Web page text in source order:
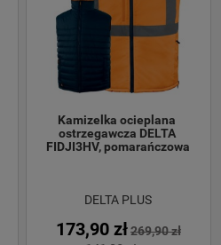
Kamizelka ocieplana
ostrzegawcza DELTA
FIDJI3HV, pomarańczowa
DELTA PLUS
173,90 zł269,90 zł